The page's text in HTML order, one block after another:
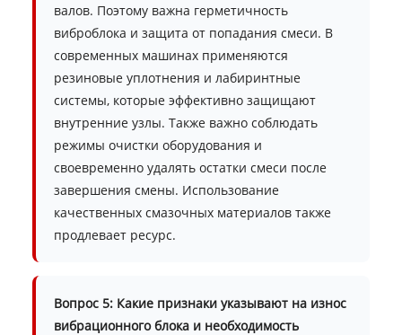
валов. Поэтому важна герметичность
виброблока и защита от попадания смеси. В
современных машинах применяются
резиновые уплотнения и лабиринтные
системы, которые эффективно защищают
внутренние узлы. Также важно соблюдать
режимы очистки оборудования и
своевременно удалять остатки смеси после
завершения смены. Использование
качественных смазочных материалов также
продлевает ресурс.
Вопрос 5: Какие признаки указывают на износ
вибрационного блока и необходимость